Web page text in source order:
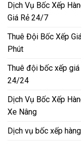
Dịch Vụ Bốc Xếp
Giá Rẻ 24/7
Thuê Đội Bốc Xếp
Phút
Thuê đội bốc xếp
24/24
Dịch Vụ Bốc Xếp
Xe Nâng
Dịch vụ bốc xếp